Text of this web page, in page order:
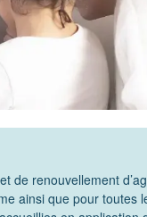
de renouvellement
ainsi que pour toutes